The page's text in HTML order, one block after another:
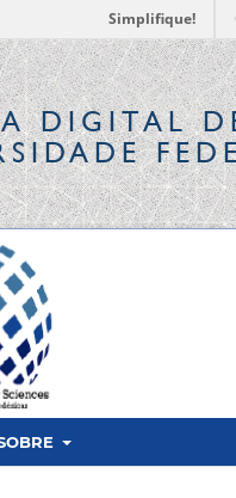
Simplifique!
DIGITAL